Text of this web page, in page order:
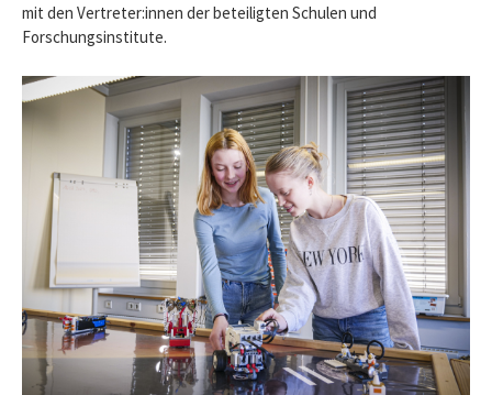
mit den Vertreter:innen der beteiligten Schulen und
Forschungsinstitute.